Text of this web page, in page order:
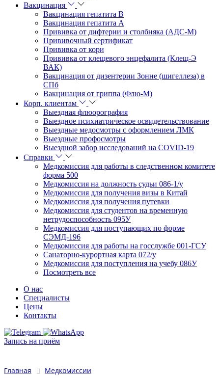
Вакцинация
Вакцинация гепатита В
Вакцинация гепатита А
Прививка от дифтерии и столбняка (АДС-М)
Прививочный сертификат
Прививка от кори
Прививка от клещевого энцефалита (Клещ-Э
ВАК)
Вакцинация от дизентерии Зонне (шигеллеза) в
СПб
Вакцинация от гриппа (Флю-М)
Корп. клиентам
Выездная флюорография
Выездное психиатрическое освидетельствование
Выездные медосмотры с оформлением ЛМК
Выездные профосмотры
Выездной забор исследований на COVID-19
Справки
Медкомиссия для работы в следственном комитете
форма 500
Медкомиссия на должность судьи 086-1/у
Медкомиссия для получения визы в Китай
Медкомиссия для получения путевки
Медкомиссия для студентов на временную
нетрудоспособность 095У
Медкомиссия для поступающих по форме
СЭМД-196
Медкомиссия для работы на госслужбе 001-ГСУ
Санаторно-курортная карта 072/у
Медкомиссия для поступления на учебу 086У
Посмотреть все
О нас
Специалисты
Цены
Контакты
Запись на приём
Главная Медкомиссии